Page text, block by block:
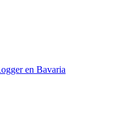
en Bavaria